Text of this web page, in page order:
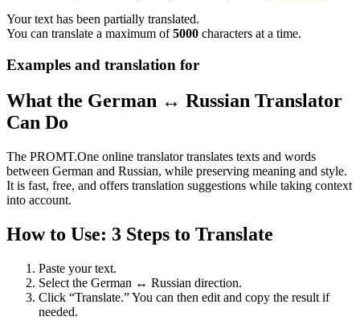
Your text has been partially translated.
You can translate a maximum of5000 characters at a time.
Examples and translation for
What the German ↔ Russian Translator
Can Do
The PROMT.One online translator translates texts and words
between German and Russian, while preserving meaning and style.
It is fast, free, and offers translation suggestions while taking context
into account.
How to Use: 3 Steps to Translate
Paste your text.
Select the German ↔ Russian direction.
Click “Translate.” You can then edit and copy the result if
needed.